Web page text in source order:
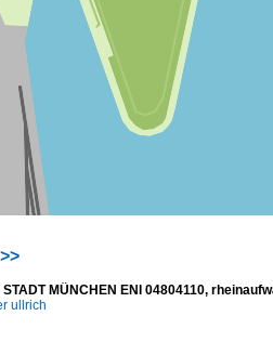
>>
STADT MÜNCHEN ENI 04804110,
ullrich